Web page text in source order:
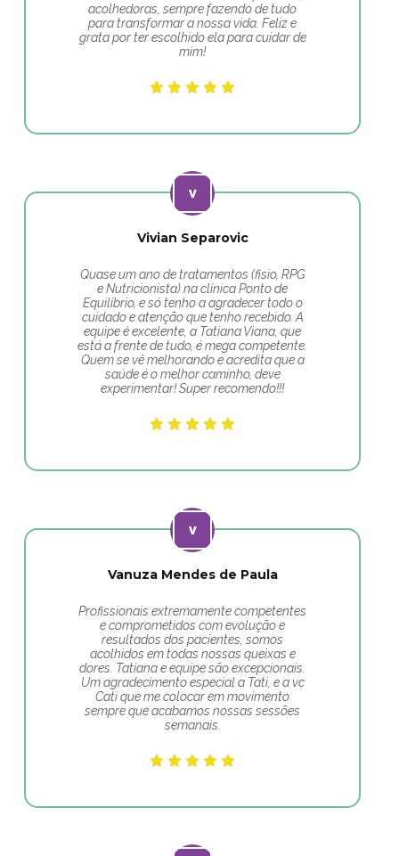
acolhedoras, sempre fazendo de tudo
para transformar a nossa vida. Feliz e
grata por ter escolhido ela para cuidar de
mim!
Vivian Separovic
Quase um ano de tratamentos (fisio, RPG
e Nutricionista) na clínica Ponto de
Equilíbrio, e só tenho a agradecer todo o
cuidado e atenção que tenho recebido. A
equipe é excelente, a Tatiana Viana, que
está a frente de tudo, é mega competente.
Quem se vê melhorando e acredita que a
saúde é o melhor caminho, deve
experimentar! Super recomendo!!!
Vanuza Mendes de Paula
Profissionais extremamente competentes
e comprometidos com evolução e
resultados dos pacientes, somos
acolhidos em todas nossas queixas e
dores. Tatiana e equipe são excepcionais.
Um agradecimento especial a Tati, e a vc
Cati que me colocar em movimento
sempre que acabamos nossas sessões
semanais.